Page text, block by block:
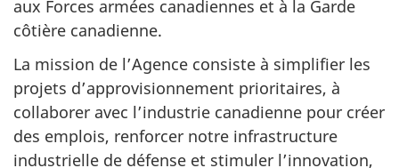
aux Forces armées canadiennes et à la Garde
côtière canadienne.
La mission de l’Agence consiste à simplifier les
projets d’approvisionnement prioritaires, à
collaborer avec l’industrie canadienne pour créer
des emplois, renforcer notre infrastructure
industrielle de défense et stimuler l’innovation,